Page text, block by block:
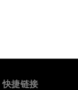
快捷链接